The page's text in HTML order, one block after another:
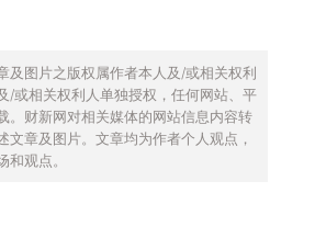
及图片之版权属作者本人及/或相关权利
/或相关权利人单独授权，任何网站、平
。财新网对相关媒体的网站信息内容转
文章及图片。文章均为作者个人观点，
观点。